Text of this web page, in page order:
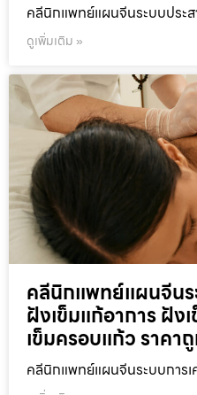
คลีนิกแพทย์แผนจีนระบบประ
ดูเพิ่มเติม »
คลีนิกแพทย์แผนจีนร
ฝังเข็มแก้อาการ ฝัง
เข็มครอบแก้ว ราคา
คลีนิกแพทย์แผนจีนระบบการเ